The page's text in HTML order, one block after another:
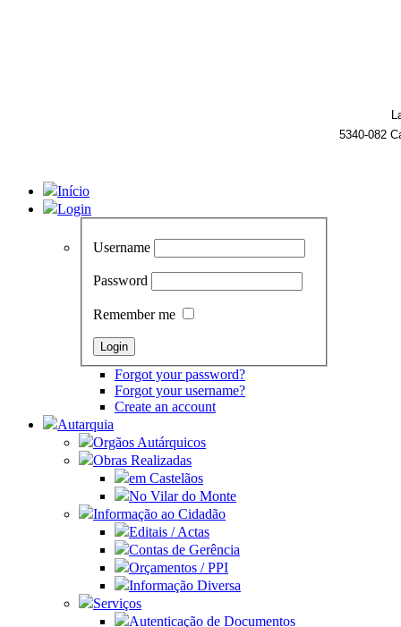
5340-082
Início
Login
Username
Password
Remember me
Forgot your password?
Forgot your username?
Create an account
Autarquia
Orgãos Autárquicos
Obras Realizadas
em Castelãos
No Vilar do Monte
Informação ao Cidadão
Editais / Actas
Contas de Gerência
Orçamentos / PPI
Informação Diversa
Serviços
Autenticação de Documentos